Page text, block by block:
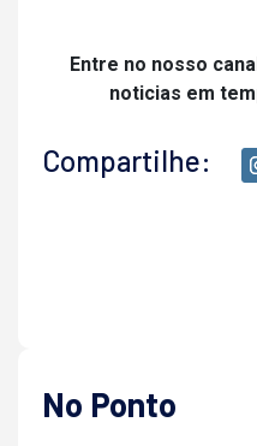
Entre no nosso
noticias em
Compartilhe:
No Ponto